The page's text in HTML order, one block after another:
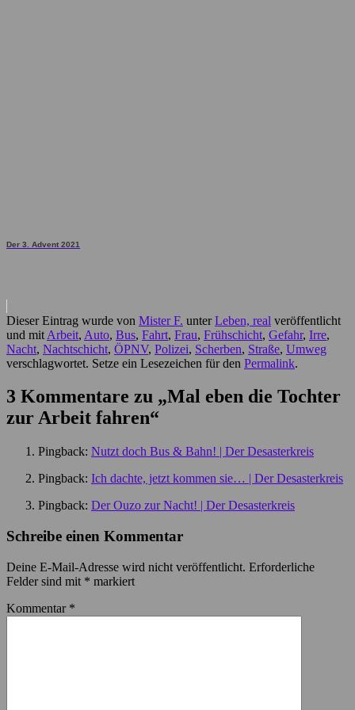
Der 3. Advent 2021
Dieser Eintrag wurde von Mister F. unterLeben, real veröffentlicht
und mit Arbeit, Auto, Bus, Fahrt, Frau, Frühschicht, Gefahr, Irre,
Nacht, Nachtschicht, ÖPNV, Polizei, Scherben, Straße, Umweg
verschlagwortet. Setze ein Lesezeichen für den Permalink.
3 Kommentare zu „Mal eben die Tochter
zur Arbeit fahren“
Pingback: Nutzt doch Bus & Bahn! | Der Desasterkreis
Pingback: Ich dachte, jetzt kommen sie… | Der Desasterkreis
Pingback: Der Ouzo zur Nacht! | Der Desasterkreis
Schreibe einen Kommentar
Deine E-Mail-Adresse wird nicht veröffentlicht. Erforderliche
Felder sind mit * markiert
Kommentar *